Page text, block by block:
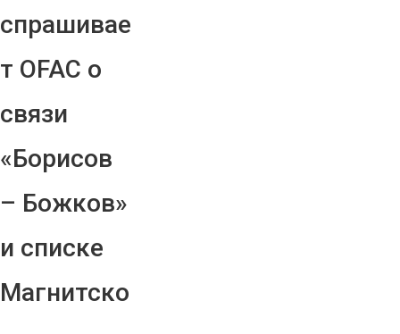
спрашивае
т OFAC о
связи
«Борисов
– Божков»
и списке
Магнитско